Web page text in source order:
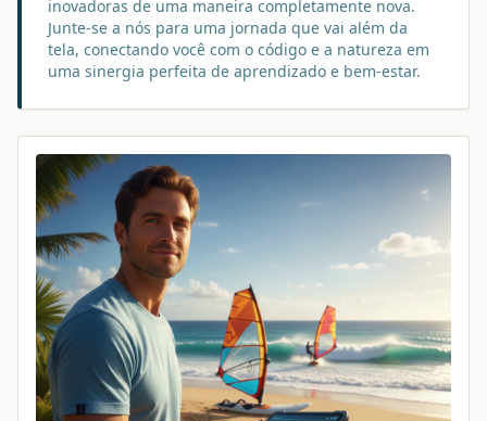
inovadoras de uma maneira completamente nova.
Junte-se a nós para uma jornada que vai além da
tela, conectando você com o código e a natureza em
uma sinergia perfeita de aprendizado e bem-estar.